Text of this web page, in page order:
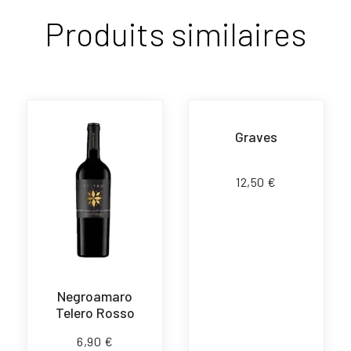
Produits similaires
Negroamaro
Telero Rosso
6,90 €
Graves
12,50 €